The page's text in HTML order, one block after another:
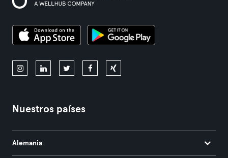
Nuestros países
Alemania